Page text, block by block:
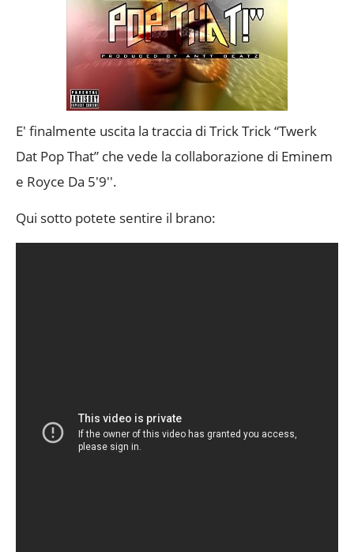
E' finalmente uscita la traccia di Trick Trick “Twerk
Dat Pop That” che vede la collaborazione di Eminem
e Royce Da 5'9''.
Qui sotto potete sentire il brano: